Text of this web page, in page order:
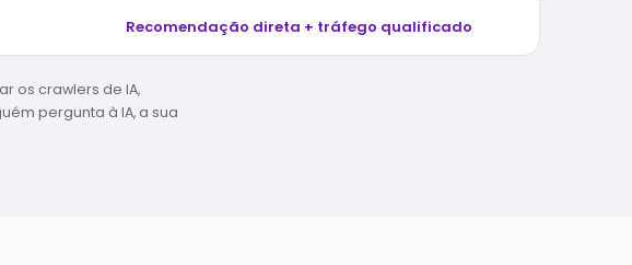
Recomendação direta + tráfego qualificado
os crawlers de IA,
pergunta à IA, a sua